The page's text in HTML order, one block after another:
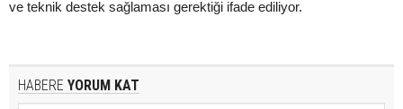
ve teknik destek sağlaması gerektiği ifade ediliyor.
HABERE YORUM KAT